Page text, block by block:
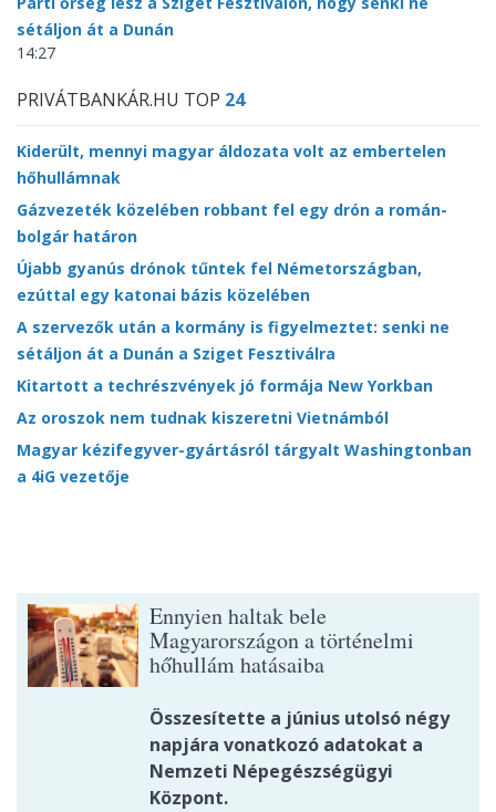
sétáljon át a Dunán
14:27
PRIVÁTBANKÁR.HU TOP 24
Kiderült, mennyi magyar áldozata volt az embertelen
hőhullámnak
Gázvezeték közelében robbant fel egy drón a román-
bolgár határon
Újabb gyanús drónok tűntek fel Németországban,
ezúttal egy katonai bázis közelében
A szervezők után a kormány is figyelmeztet: senki ne
sétáljon át a Dunán a Sziget Fesztiválra
Kitartott a techrészvények jó formája New Yorkban
Az oroszok nem tudnak kiszeretni Vietnámból
Magyar kézifegyver-gyártásról tárgyalt Washingtonban
a 4iG vezetője
Ennyien haltak bele
Magyarországon a történelmi
hőhullám hatásaiba
Összesítette a június utolsó négy
napjára vonatkozó adatokat a
Nemzeti Népegészségügyi
Központ.